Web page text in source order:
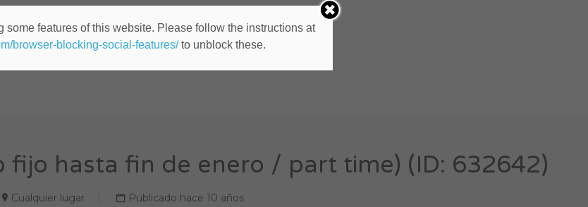
fijo hasta fin de enero / part time) (ID: 632642)
Cualquier lugar Publicado hace 10 años
some features of this website. Please follow the instructions at
browser-blocking-social-features/to unblock these.